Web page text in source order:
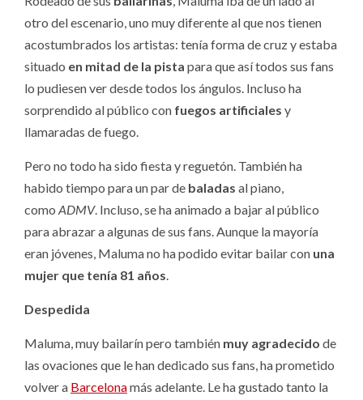
otro del escenario, uno muy diferente al que nos tienen
acostumbrados los artistas: tenía forma de cruz y estaba
situado en mitad de la pista para que así todos sus fans
lo pudiesen ver desde todos los ángulos. Incluso ha
sorprendido al público con fuegos artificiales y
llamaradas de fuego.
Pero no todo ha sido fiesta y reguetón. También ha
habido tiempo para un par de baladas al piano,
como ADMV. Incluso, se ha animado a bajar al público
para abrazar a algunas de sus fans. Aunque la mayoría
eran jóvenes, Maluma no ha podido evitar bailar con una
mujer que tenía 81 años.
Despedida
Maluma, muy bailarín pero también muy agradecido de
las ovaciones que le han dedicado sus fans, ha prometido
volver a Barcelonamás adelante. Le ha gustado tanto la